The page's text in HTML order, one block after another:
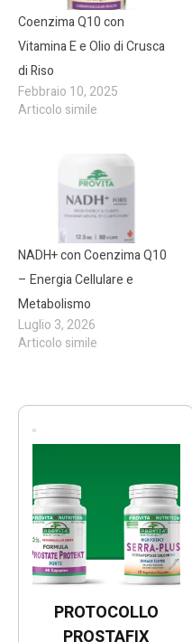
Coenzima Q10 con
Vitamina E e Olio di Crusca
di Riso
Febbraio 10, 2025
Articolo simile
NADH+ con Coenzima Q10
– Energia Cellulare e
Metabolismo
Luglio 3, 2026
Articolo simile
PROTOCOLLO
PROSTAFIX